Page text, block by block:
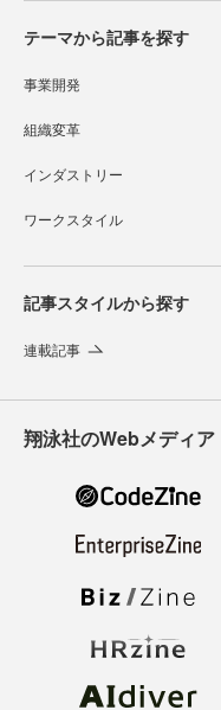
テーマから記事を探す
事業開発
組織変革
インダストリー
ワークスタイル
記事スタイルから探す
連載記事
翔泳社のWebメディア